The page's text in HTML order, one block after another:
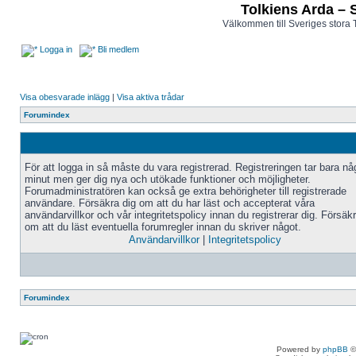
Tolkiens Arda –
Välkommen till Sveriges stora
Logga in Bli medlem
Visa obesvarade inlägg | Visa aktiva trådar
Forumindex
För att logga in så måste du vara registrerad. Registreringen tar bara
minut men ger dig nya och utökade funktioner och möjligheter.
Forumadministratören kan också ge extra behörigheter till registrerade
användare. Försäkra dig om att du har läst och accepterat våra
användarvillkor och vår integritetspolicy innan du registrerar dig.
om att du läst eventuella forumregler innan du skriver något.
Användarvillkor| Integritetspolicy
Forumindex
Powered by phpBB